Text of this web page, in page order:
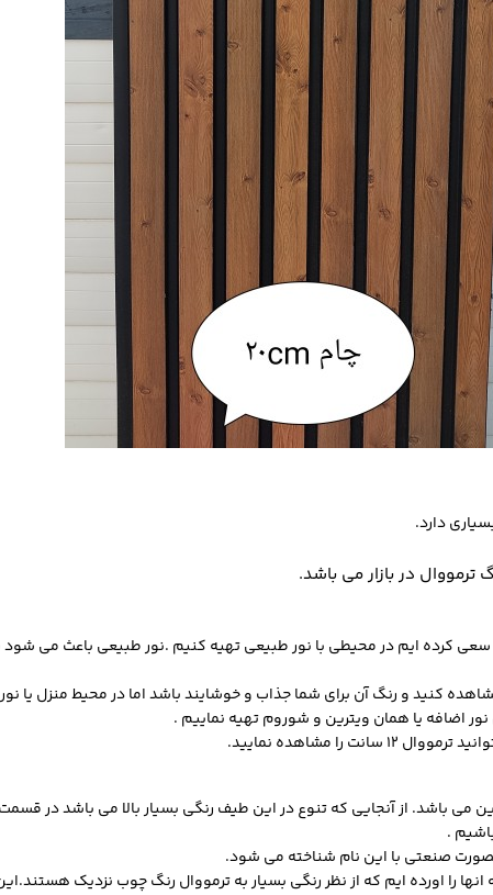
دارد.
در بازار می باشد.
سعی کرده ایم در محیطی با نور طبیعی تهیه کنیم .نور طبیعی باعث
کنید و رنگ آن برای شما جذاب و خوشایند باشد اما در محیط منزل یا
اضافه یا همان ویترین و شوروم تهیه نماییم .
ترمووال 12 سانت را مشاهده نمایید.
باشد. از آنجایی که تنوع در این طیف رنگی بسیار بالا می باشد در
.
صنعتی با این نام شناخته می شود.
را اورده ایم که از نظر رنگی بسیار به ترمووال رنگ چوب نزدیک